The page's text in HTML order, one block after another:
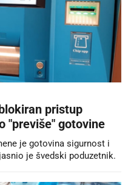
pristup
"previše" gotovine
je gotovina sigurnost i
je švedski poduzetnik.